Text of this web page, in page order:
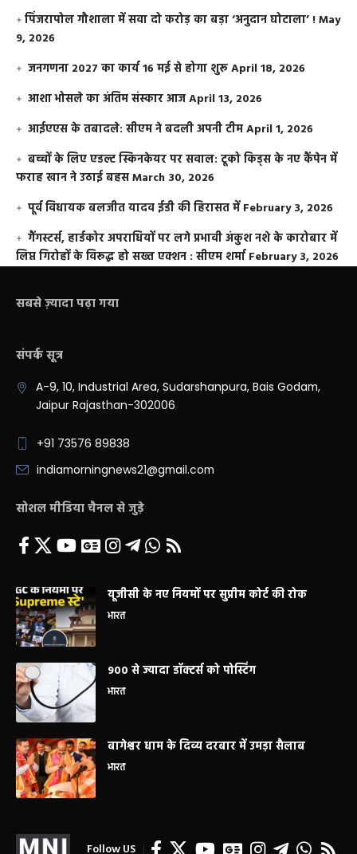
​पिंजरापोल गौशाला में सवा दो करोड़ का बड़ा ‘अनुदान घोटाला’ !May
9, 2026
जनगणना 2027 का कार्य 16 मई से होगा शुरूApril 18, 2026
आशा भोसले का अंतिम संस्कार आजApril 13, 2026
आईएएस के तबादले: सीएम ने बदली अपनी टीमApril 1, 2026
बच्चों के लिए एडल्ट स्किनकेयर पर सवाल: टूको किड्स के नए कैंपेन में
फराह खान ने उठाई बहसMarch 30, 2026
पूर्व विधायक बलजीत यादव ईडी की हिरासत में February 3, 2026
गैंगस्टर्स, हार्डकोर अपराधियों पर लगे प्रभावी अंकुश नशे के कारोबार में
लिप्त गिरोहों के विरूद्ध हो सख्त एक्शन : सीएम शर्मा February 3, 2026
सबसे ज़्यादा पढ़ा गया
संपर्क सूत्र
A-9, 10, Industrial Area, Sudarshanpura, Bais Godam,
Jaipur Rajasthan-302006
+91 73576 89838
indiamorningnews21@gmail.com
सोशल मीडिया चैनल से जुड़े
यूजीसी के नए नियमों पर सुप्रीम कोर्ट की रोक
भारत
900 से ज्यादा डॉक्टर्स को पोस्टिंग
भारत
बागेश्वर धाम के दिव्य दरबार में उमड़ा सैलाब
भारत
Follow US